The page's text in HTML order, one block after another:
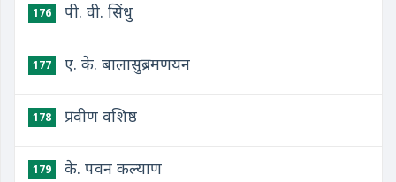
176 पी. वी. सिंधु
177 ए. के. बालासुब्रमणयन
178 प्रवीण वशिष्ठ
179 के. पवन कल्याण